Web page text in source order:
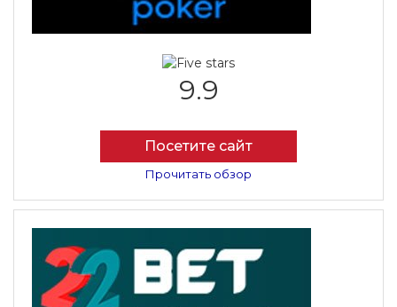
9.9
Посетите сайт
Прочитать обзор